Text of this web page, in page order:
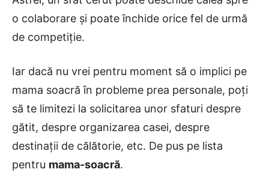
o colaborare și poate închide orice fel de urmă
de competiție.
Iar dacă nu vrei pentru moment să o implici pe
mama soacră în probleme prea personale, poți
să te limitezi la solicitarea unor sfaturi despre
gătit, despre organizarea casei, despre
destinații de călătorie, etc. De pus pe lista
pentru mama-soacră.